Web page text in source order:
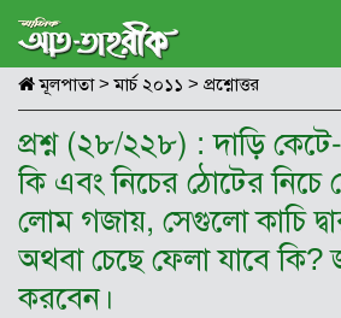
মূলপাতা> মার্চ ২০১১ > প্রশ্নোত্তর
প্রশ্ন (২৮/২২৮) : দাড়ি
কি এবং নিচের ঠোটের নিচে
লোম গজায়, সেগুলো কাচি
অথবা চেছে ফেলা যাবে কি?
করবেন।